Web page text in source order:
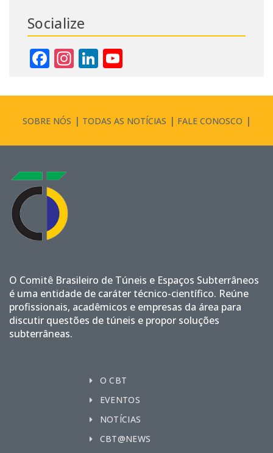
Socialize
Facebook
Instagram
LinkedIn
SOBRE NÓS TODAS AS NOTÍCIAS FALE CONOSCO
O Comitê Brasileiro de Túneis e Espaços Subterrâneos
é uma entidade de caráter técnico-científico. Reúne
profissionais, acadêmicos e empresas da área para
discutir questões de túneis e propor soluções
subterrâneas.
O CBT
EVENTOS
NOTÍCIAS
CBT@NEWS